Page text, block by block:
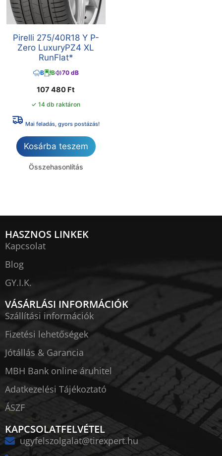
Pirelli 275/40R18 Y P-
Zero LuxuryPZ4 XL
RunFlat*
B B 70 dB
107 480 Ft
✓ 14 db raktáron
Mai feladás, gyors postázás!
Kosárba teszem
Összehasonlítás
HASZNOS LINKEK
Kapcsolat
Blog
GY.I.K.
VÁSÁRLÁSI INFORMÁCIÓK
Szállítási információk
Fizetési lehetőségek
Jótállás & Garancia
MBH Bank online áruhitel
Adatkezelési Tájékoztató
ÁSZF
KAPCSOLATFELVÉTEL
ugyfelszolgalat@tirexpert.hu